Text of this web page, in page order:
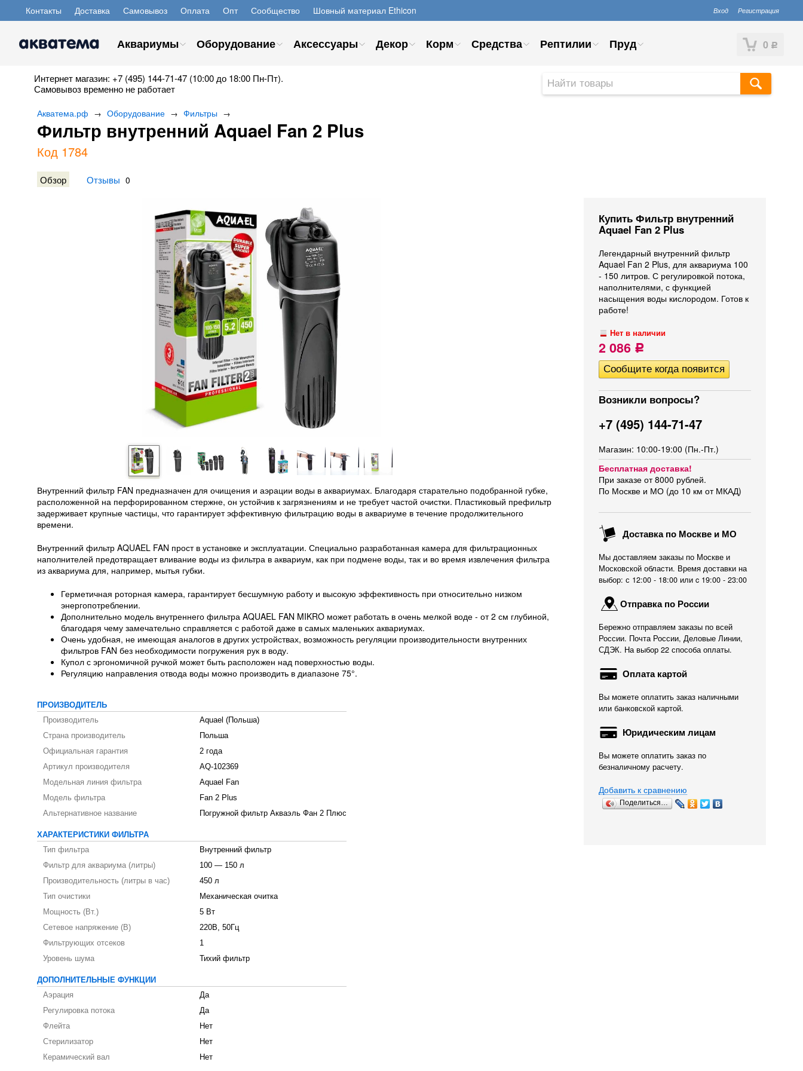
Контакты Доставка Самовывоз Оплата Опт Сообщество Шовный материал Ethicon Вход Регистрация
0 Р
Аквариумы Оборудование Аксессуары Декор Корм Средства Рептилии Пруд
Интернет магазин: +7 (495) 144-71-47 (10:00 до 18:00 Пн-Пт).
Самовывоз временно не работает
Акватема.рф → Оборудование → Фильтры →
Фильтр внутренний Aquael Fan 2 Plus
Код 1784
Обзор Отзывы 0
Купить Фильтр внутренний
Aquael Fan 2 Plus
Легендарный внутренний фильтр
Aquael Fan 2 Plus, для аквариума 100
- 150 литров. С регулировкой потока,
наполнителями, с функцией
насыщения воды кислородом. Готов к
работе!
Нет в наличии
2 086 Р
Возникли вопросы?
+7 (495) 144-71-47
Магазин: 10:00-19:00 (Пн.-Пт.)
Бесплатная доставка!
При заказе от 8000 рублей.
По Москве и МО (до 10 км от МКАД)
Доставка по Москве и МО
Мы доставляем заказы по Москве и
Московской области. Время доставки на
выбор: с 12:00 - 18:00 или c 19:00 - 23:00
Отправка по России
Бережно отправляем заказы по всей
России. Почта России, Деловые Линии,
СДЭК. На выбор 22 способа оплаты.
Оплата картой
Вы можете оплатить заказ наличными
или банковской картой.
Юридическим лицам
Вы можете оплатить заказ по
безналичному расчету.
Добавить к сравнению
Поделиться…
Внутренний фильтр FAN предназначен для очищения и аэрации воды в аквариумах. Благодаря старательно подобранной губке,
расположенной на перфорированном стержне, он устойчив к загрязнениям и не требует частой очистки. Пластиковый префильтр
задерживает крупные частицы, что гарантирует эффективную фильтрацию воды в аквариуме в течение продолжительного
времени.
Внутренний фильтр AQUAEL FAN прост в установке и эксплуатации. Специально разработанная камера для фильтрационных
наполнителей предотвращает вливание воды из фильтра в аквариум, как при подмене воды, так и во время извлечения фильтра
из аквариума для, например, мытья губки.
Герметичная роторная камера, гарантирует бесшумную работу и высокую эффективность при относительно низком
энергопотреблении.
Дополнительно модель внутреннего фильтра AQUAEL FAN MIKRO может работать в очень мелкой воде - от 2 см глубиной,
благодаря чему замечательно справляется с работой даже в самых маленьких аквариумах.
Очень удобная, не имеющая аналогов в других устройствах, возможность регуляции производительности внутренних
фильтров FAN без необходимости погружения рук в воду.
Купол с эргономичной ручкой может быть расположен над поверхностью воды.
Регуляцию направления отвода воды можно производить в диапазоне 75°.
ПРОИЗВОДИТЕЛЬ
Производитель
Aquael (Польша)
Страна производитель
Польша
Официальная гарантия
2 года
Артикул производителя
AQ-102369
Модельная линия фильтра
Aquael Fan
Модель фильтра
Fan 2 Plus
Альтернативное название
Погружной фильтр Акваэль Фан 2 Плюс
ХАРАКТЕРИСТИКИ ФИЛЬТРА
Тип фильтра
Внутренний фильтр
Фильтр для аквариума (литры)
100 — 150 л
Производительность (литры в час)
450 л
Тип очистики
Механическая очитка
Мощность (Вт.)
5 Вт
Сетевое напряжение (В)
220В, 50Гц
Фильтрующих отсеков
1
Уровень шума
Тихий фильтр
ДОПОЛНИТЕЛЬНЫЕ ФУНКЦИИ
Аэрация
Да
Регулировка потока
Да
Флейта
Нет
Стерилизатор
Нет
Керамический вал
Нет